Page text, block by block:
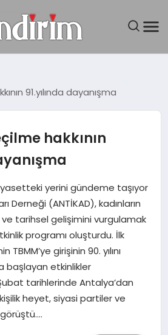
91.yılında dayanışma
hakkının
yerini gündeme taşıyor
Derneği (ANTİKAD), kadınların
ve tarihsel gelişimini vurgulamak
programı oluşturdu. İlk
TBMM’ye girişinin 90. yılını
başlayan etkinlikler
tarihlerinde Antalya’dan
heyet, siyasi partiler ve